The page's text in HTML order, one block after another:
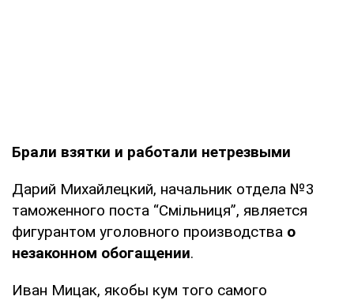
Брали взятки и работали нетрезвыми
Дарий Михайлецкий, начальник отдела №3
таможенного поста “Смільниця”, является
фигурантом уголовного производства о
незаконном обогащении.
Иван Мицак, якобы кум того самого